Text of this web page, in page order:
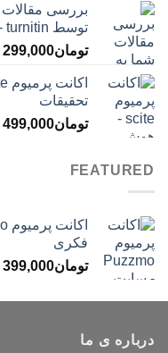
توسط turnitin - بررسی میزان هوش مصنوعی مقاله
تومان299,000
تحقیقات
تومان499,000
FEATURED
فکری
تومان399,000
درباره ی ما